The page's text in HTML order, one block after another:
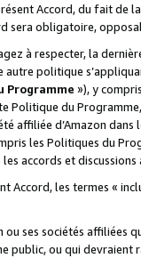
Accord, du fait de
sera obligatoire,
à respecter, la
autre politique
Programme »), y
Politique du
affiliée d’Amazon
les Politiques du
accords et discussions
Accord, les termes «
ses sociétés affiliées
public, ou qui